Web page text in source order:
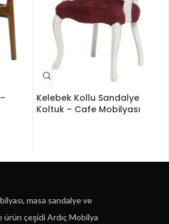
Kelebek Kollu Sandalye
Koltuk – Cafe Mobilyası
masa sandalye ve
ürün çeşidi Ardıç Mobilya